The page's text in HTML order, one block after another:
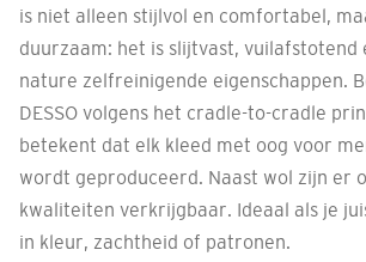
is niet alleen stijlvol en comfortabel,
duurzaam: het is slijtvast, vuilafstotend
nature zelfreinigende eigenschappen.
DESSO volgens het cradle-to-cradle
betekent dat elk kleed met oog voor
wordt geproduceerd. Naast wol zijn er
kwaliteiten verkrijgbaar. Ideaal als je
in kleur, zachtheid of patronen.